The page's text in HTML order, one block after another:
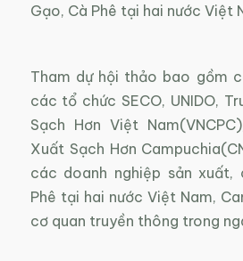
Gạo, Cà Phê tại hai nước Việt
Tham dự hội thảo bao gồm
các tổ chức SECO, UNIDO,
Sạch Hơn Việt
Xuất Sạch Hơn
các doanh nghiệp sản xuất,
Phê tại hai nước Việt Nam,
cơ quan truyền thông trong